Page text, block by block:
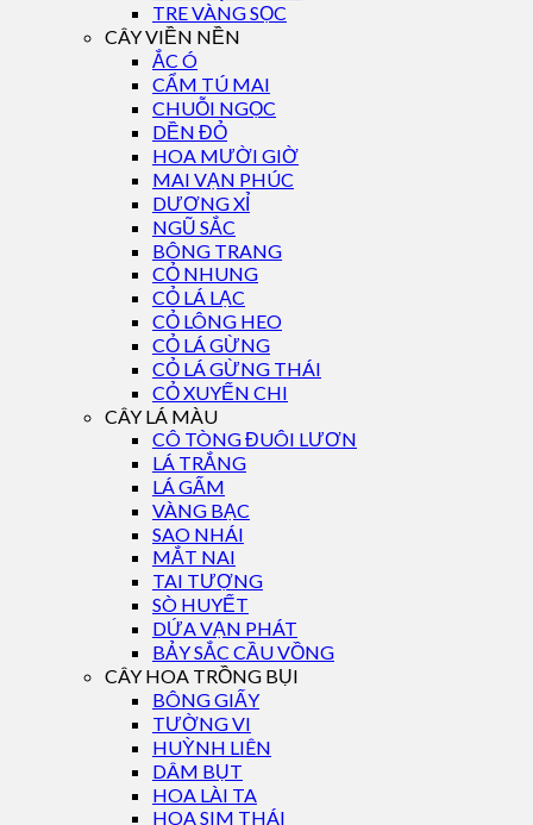
TRE VÀNG SỌC
CÂY VIỀN NỀN
ẮC Ó
CẨM TÚ MAI
CHUỖI NGỌC
DỀN ĐỎ
HOA MƯỜI GIỜ
MAI VẠN PHÚC
DƯƠNG XỈ
NGŨ SẮC
BÔNG TRANG
CỎ NHUNG
CỎ LÁ LẠC
CỎ LÔNG HEO
CỎ LÁ GỪNG
CỎ LÁ GỪNG THÁI
CỎ XUYẾN CHI
CÂY LÁ MÀU
CÔ TÒNG ĐUÔI LƯƠN
LÁ TRẮNG
LÁ GẤM
VÀNG BẠC
SAO NHÁI
MẮT NAI
TAI TƯỢNG
SÒ HUYẾT
DỨA VẠN PHÁT
BẢY SẮC CẦU VỒNG
CÂY HOA TRỒNG BỤI
BÔNG GIẤY
TƯỜNG VI
HUỲNH LIÊN
DÂM BỤT
HOA LÀI TA
HOA SIM THÁI